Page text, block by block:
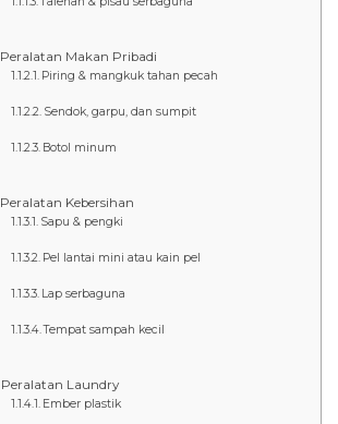
Peralatan Makan Pribadi
Piring & mangkuk tahan pecah
Sendok, garpu, dan sumpit
Botol minum
Peralatan Kebersihan
Sapu & pengki
Pel lantai mini atau kain pel
Lap serbaguna
Tempat sampah kecil
Peralatan Laundry
Ember plastik